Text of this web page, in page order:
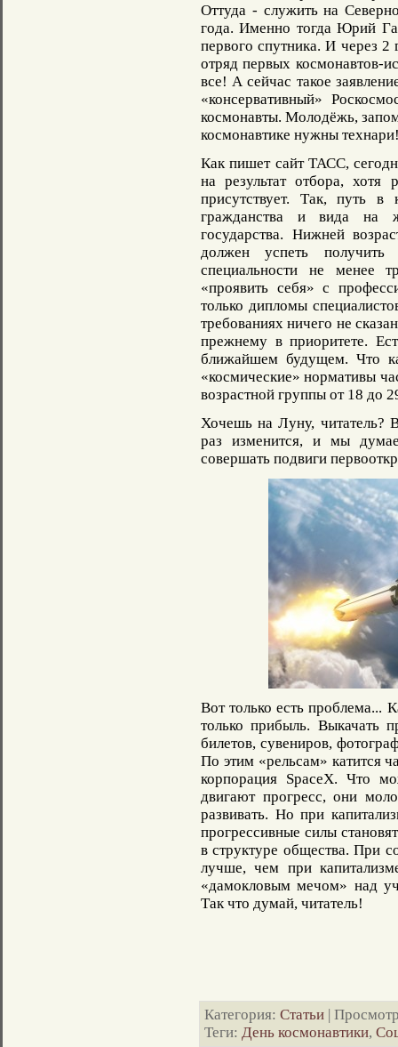
Оттуда - служить на
года. Именно тогда Юрий
первого спутника. И через 2
отряд первых космонавтов-
все! А сейчас такое
«консервативный»
космонавты. Молодёжь,
космонавтике нужны
Как пишет сайт ТАСС,
на результат отбора, хотя
присутствует. Так, путь в
гражданства и вида на
государства. Нижней
должен успеть
специальности не менее
«проявить себя» с
только дипломы
требованиях ничего не
прежнему в приоритете.
ближайшем будущем. Что
«космические» нормативы
возрастной группы от 18 до
Хочешь на Луну, читатель?
раз изменится, и мы
совершать подвиги
Вот только есть проблема...
только прибыль. Выкачать
билетов, сувениров,
По этим «рельсам» катится
корпорация SpaceX. Что
двигают прогресс, они
развивать. Но при
прогрессивные силы
в структуре общества. При
лучше, чем при
«дамокловым мечом» над
Так что думай, читатель!
Категория: Статьи |
Теги: День космонавтики,